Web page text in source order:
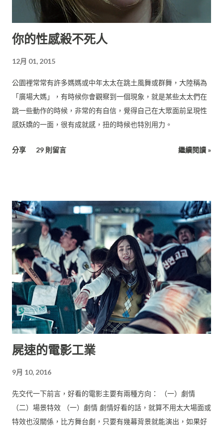
你的性感殺不死人
12月 01, 2015
公園裡常常有許多媽媽或中年太太在跳土風舞或群舞，大陸稱為
「廣場大媽」，有時候你會觀察到一個現象，就是某些太太們在
跳一些動作的時候，非常的有自信，覺得自己在大眾面前呈現性
感妖嬌的一面，很有成就感，扭的時候也特別用力。
分享 29 則留言 繼續閱讀 »
屍速的電影工業
9月 10, 2016
先交代一下前言，好看的電影主要有兩種方向： （一）劇情
（二）場景特效 （一）劇情 劇情好看的話，就算不用太大場面或
特效也沒關係，比方舞台劇，只要有幾幕背景就能演出，如果好